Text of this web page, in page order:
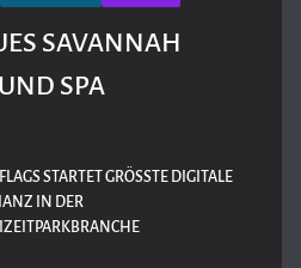
SAVANNAH
SPA
STARTET GRÖSSTE DIGITALE A
IN DER F